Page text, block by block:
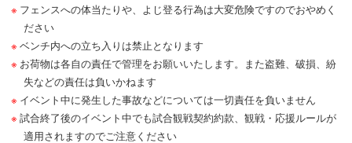
フェンスへの体当たりや、よじ登る行為は大変危険ですのでおやめく
ださい
ベンチ内への立ち入りは禁止となります
お荷物は各自の責任で管理をお願いいたします。また盗難、破損、紛
失などの責任は負いかねます
イベント中に発生した事故などについては一切責任を負いません
試合終了後のイベント中でも試合観戦契約約款、観戦・応援ルールが
適用されますのでご注意ください